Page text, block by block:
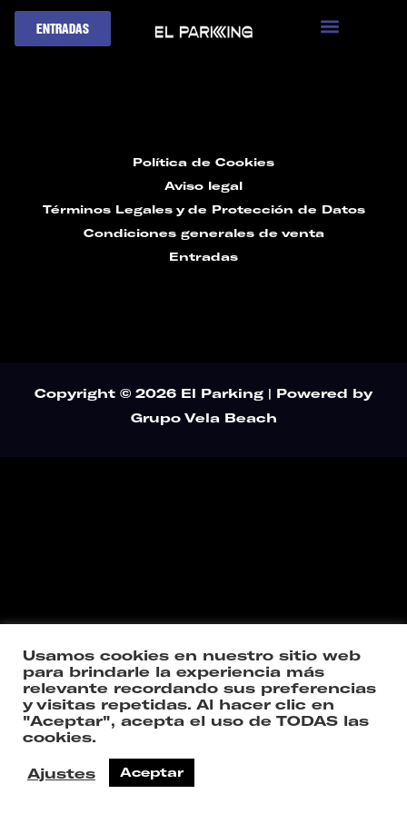
ENTRADAS
Política de Cookies
Aviso legal
Términos Legales y de Protección de Datos
Condiciones generales de venta
Entradas
Copyright © 2026 El Parking | Powered by
Grupo Vela Beach
Usamos cookies en nuestro sitio web
para brindarle la experiencia más
relevante recordando sus preferencias
y visitas repetidas. Al hacer clic en
"Aceptar", acepta el uso de TODAS las
cookies.
Ajustes Aceptar